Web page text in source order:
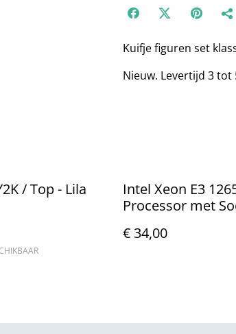
Kuifje figuren set
Nieuw. Levertijd 3 tot
/ Top - Lila
Intel Xeon E3
Processor met
€ 34,00